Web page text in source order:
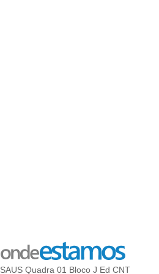
SAUS Quadra 01 Bloco J Ed CNT